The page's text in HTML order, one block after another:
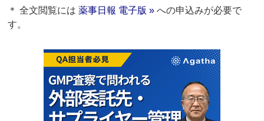
＊ 全文閲覧には薬事日報 電子版 » への申込みが必要で
す。